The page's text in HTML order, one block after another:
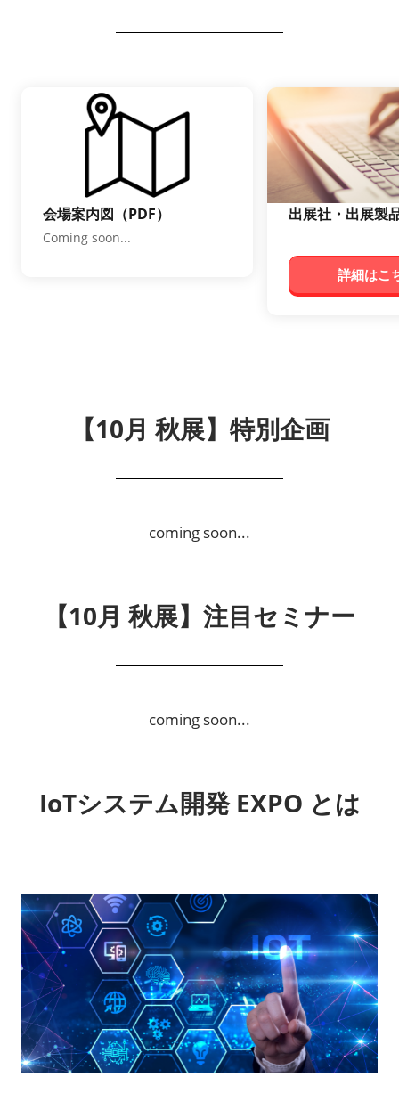
会場案内図（PDF）
Coming soon...
出展社・出展製
詳細はこ
【10月 秋展】特別企画
coming soon...
【10月 秋展】注目セミナー
coming soon...
IoTシステム開発 EXPO とは